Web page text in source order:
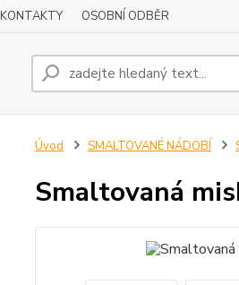
KONTAKTY OSOBNÍ ODBĚR
Úvod SMALTOVANÉ NÁDOBÍ
Smaltovaná